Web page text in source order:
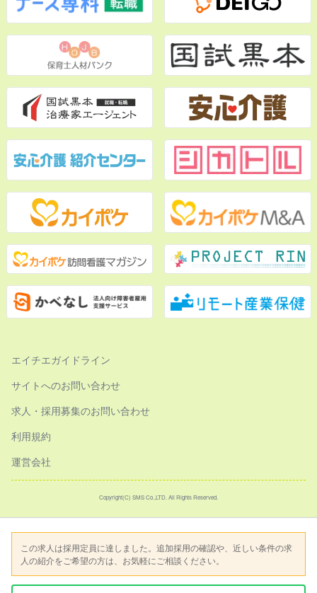
この求人は採用定員に達しました。追加採用の確認や、近しい条件の求
人の紹介をご希望の方は、お気軽にご相談ください。
エイチエガイドライン
サイトへのお問い合わせ
求人・採用募集のお問い合わせ
利用規約
運営会社
Copyright(C) SMS Co.,LTD. All Rights Reserved.